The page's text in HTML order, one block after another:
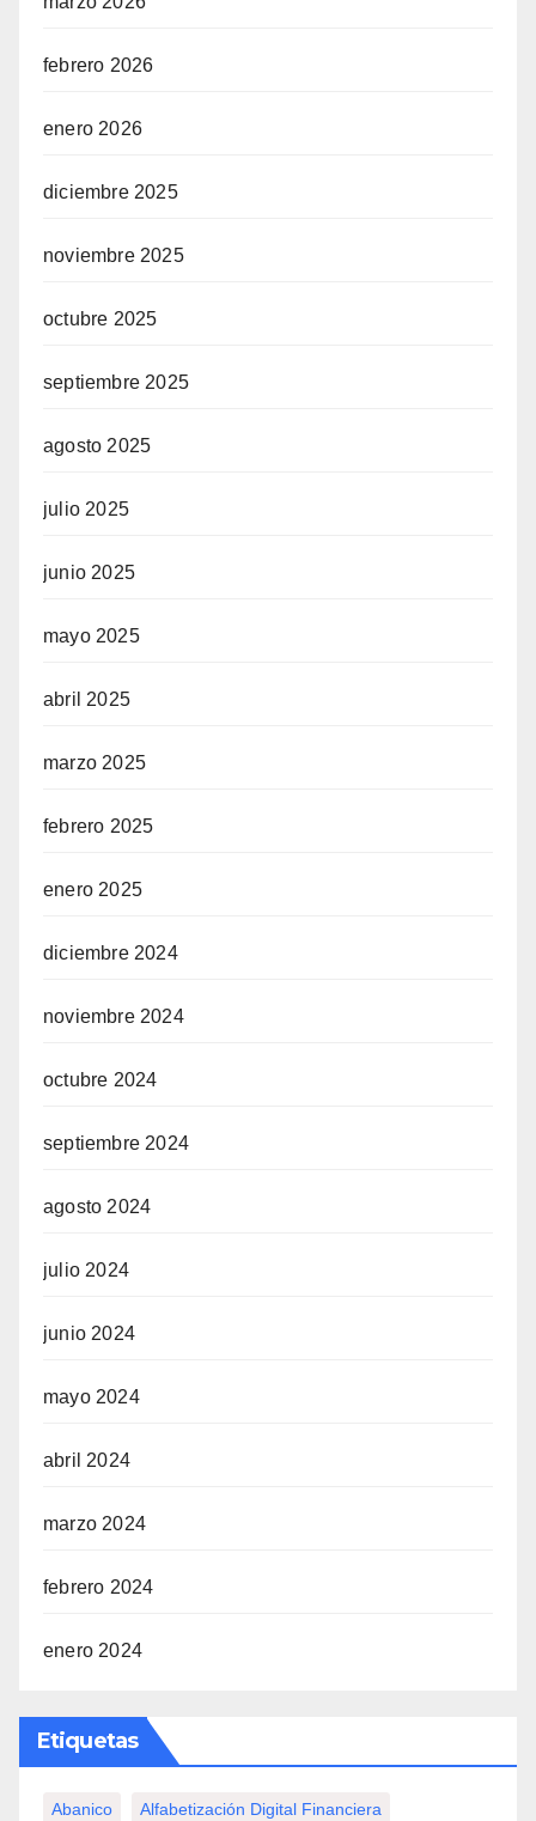
febrero 2026
enero 2026
diciembre 2025
noviembre 2025
octubre 2025
septiembre 2025
agosto 2025
julio 2025
junio 2025
mayo 2025
abril 2025
marzo 2025
febrero 2025
enero 2025
diciembre 2024
noviembre 2024
octubre 2024
septiembre 2024
agosto 2024
julio 2024
junio 2024
mayo 2024
abril 2024
marzo 2024
febrero 2024
enero 2024
Etiquetas
Abanico Alfabetización Digital Financiera